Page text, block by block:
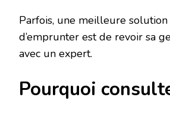
Parfois, une meilleure
d’emprunter est de revoir sa
avec un expert.
Pourquoi